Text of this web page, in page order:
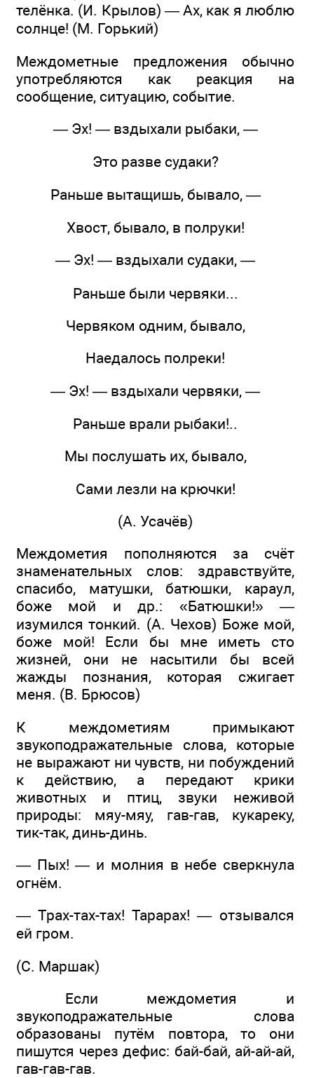
телёнка. (И. Крылов) — Ах, как я люблю
солнце! (М. Горький)
Междометные предложения обычно
употребляются как реакция на
сообщение, ситуацию, событие.
— Эх! — вздыхали рыбаки, —
Это разве судаки?
Раньше вытащишь, бывало, —
Хвост, бывало, в полруки!
— Эх! — вздыхали судаки, —
Раньше были червяки...
Червяком одним, бывало,
Наедалось полреки!
— Эх! — вздыхали червяки, —
Раньше врали рыбаки!..
Мы послушать их, бывало,
Сами лезли на крючки!
(А. Усачёв)
Междометия пополняются за счёт
знаменательных слов: здравствуйте,
спасибо, матушки, батюшки, караул,
боже мой и др.: «Батюшки!» —
изумился тонкий. (А. Чехов) Боже мой,
боже мой! Если бы мне иметь сто
жизней, они не насытили бы всей
жажды познания, которая сжигает
меня. (В. Брюсов)
К междометиям примыкают
звукоподражательные слова, которые
не выражают ни чувств, ни побуждений
к действию, а передают крики
животных и птиц, звуки неживой
природы: мяу-мяу, гав-гав, кукареку,
тик-так, динь-динь.
— Пых! — и молния в небе сверкнула
огнём.
— Трах-тах-тах! Тарарах! — отзывался
ей гром.
(С. Маршак)
Если междометия и
звукоподражательные слова
образованы путём повтора, то они
пишутся через дефис: бай-бай, ай-ай-ай,
гав-гав-гав.